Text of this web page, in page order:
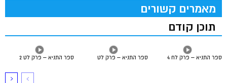
מאמרים קשורים
תוכן קודם
ספר התניא – פרק לט 2 ספר התניא – פרק לט ספר התניא – פרק לח 4